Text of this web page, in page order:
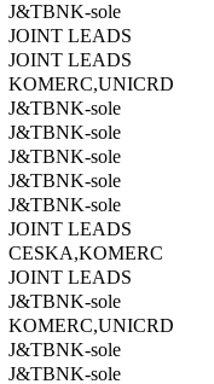
J&TBNK-sole
JOINT LEADS
JOINT LEADS
KOMERC,UNICRD
J&TBNK-sole
J&TBNK-sole
J&TBNK-sole
J&TBNK-sole
J&TBNK-sole
JOINT LEADS
CESKA,KOMERC
JOINT LEADS
J&TBNK-sole
KOMERC,UNICRD
J&TBNK-sole
J&TBNK-sole